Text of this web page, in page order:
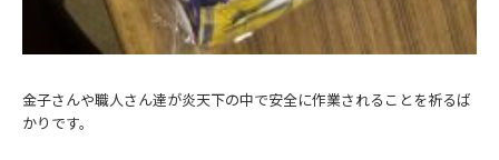
金子さんや職人さん達が炎天下の中で安全に作業されることを祈るば
かりです。